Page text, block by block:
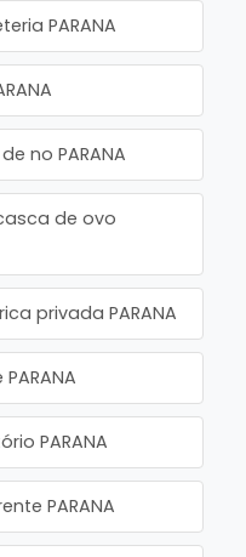
PARANA
no PARANA
de ovo
privada PARANA
PARANA
PARANA